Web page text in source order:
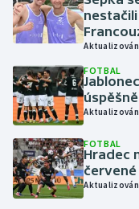
Lyže a snowboard
Moderní pětiboj
Motorsport
Olympijské hry
Parasport
Plavání
FOTBAL
FOTBAL
Hradec
červené